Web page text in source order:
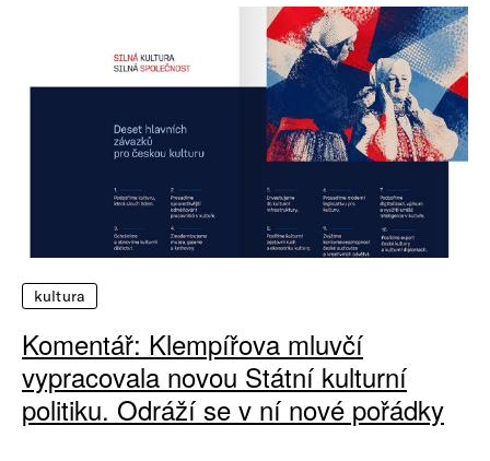
kultura
Komentář: Klempířova mluvčí
vypracovala novou Státní kulturní
politiku. Odráží se v ní nové pořádky